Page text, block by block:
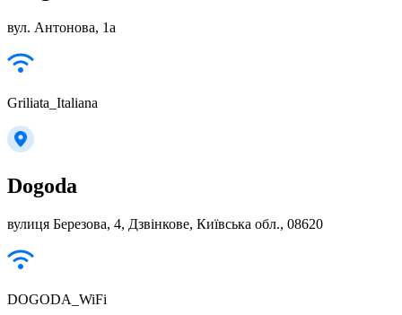
вул. Антонова, 1а
Griliata_Italiana
Dogoda
вулиця Березова, 4, Дзвінкове, Київська обл., 08620
DOGODA_WiFi